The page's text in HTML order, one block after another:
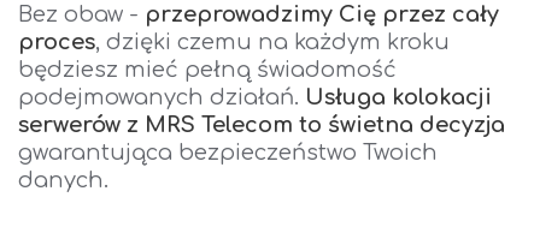
Bez obaw - przeprowadzimy Cię przez cały
proces, dzięki czemu na każdym kroku
będziesz mieć pełną świadomość
podejmowanych działań. Usługa kolokacji
serwerów z MRS Telecom to świetna decyzja
gwarantująca bezpieczeństwo Twoich
danych.